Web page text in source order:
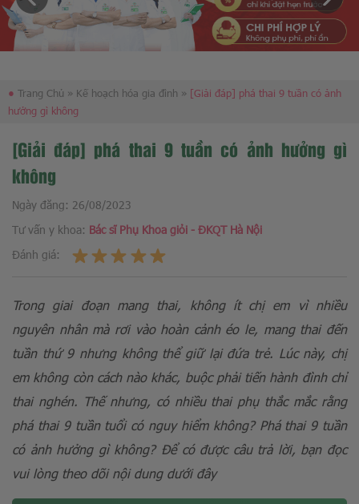
● Trang Chủ » Kế hoạch hóa gia đình » [Giải đáp] phá thai 9 tuần có ảnh
hưởng gì không
[Giải đáp] phá thai 9 tuần có ảnh hưởng gì
không
Ngày đăng: 26/08/2023
Tư vấn y khoa: Bác sĩ Phụ Khoa giỏi - ĐKQT Hà Nội
Đánh giá:
Trong giai đoạn mang thai, không ít chị em vì nhiều
nguyên nhân mà rơi vào hoàn cảnh éo le, mang thai đến
tuần thứ 9 nhưng không thể giữ lại đứa trẻ. Lúc này, chị
em không còn cách nào khác, buộc phải tiến hành đình chỉ
thai nghén. Thế nhưng, có nhiều thai phụ thắc mắc rằng
phá thai 9 tuần tuổi có nguy hiểm không? Phá thai 9 tuần
có ảnh hưởng gì không? Để có được câu trả lời, bạn đọc
vui lòng theo dõi nội dung dưới đây